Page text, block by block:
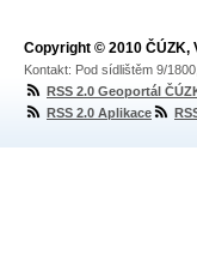
Copyright © 2010 ČÚZK,
Kontakt: Pod sídlištěm 9/
RSS 2.0 Geoportál
RSS 2.0 Aplikace